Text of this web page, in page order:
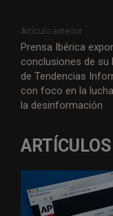
Artículo anterior
Prensa Ibérica
conclusiones de su
de Tendencias
con foco en la
la desinformación